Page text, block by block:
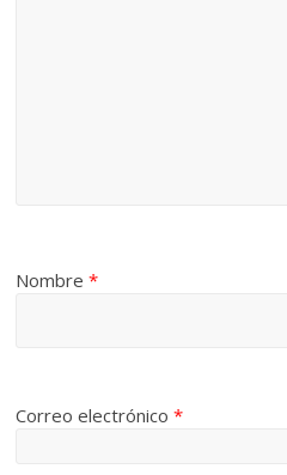
Nombre*
Correo electrónico*